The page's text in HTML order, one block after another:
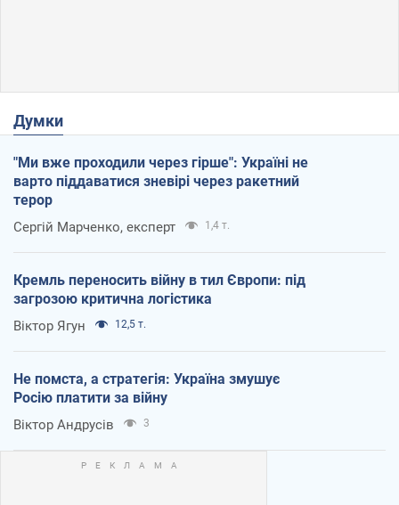
Думки
"Ми вже проходили через гірше": Україні не
варто піддаватися зневірі через ракетний
терор
Сергій Марченко, експерт 1,4 т.
Кремль переносить війну в тил Європи: під
загрозою критична логістика
Віктор Ягун 12,5 т.
Не помста, а стратегія: Україна змушує
Росію платити за війну
Віктор Андрусів 3